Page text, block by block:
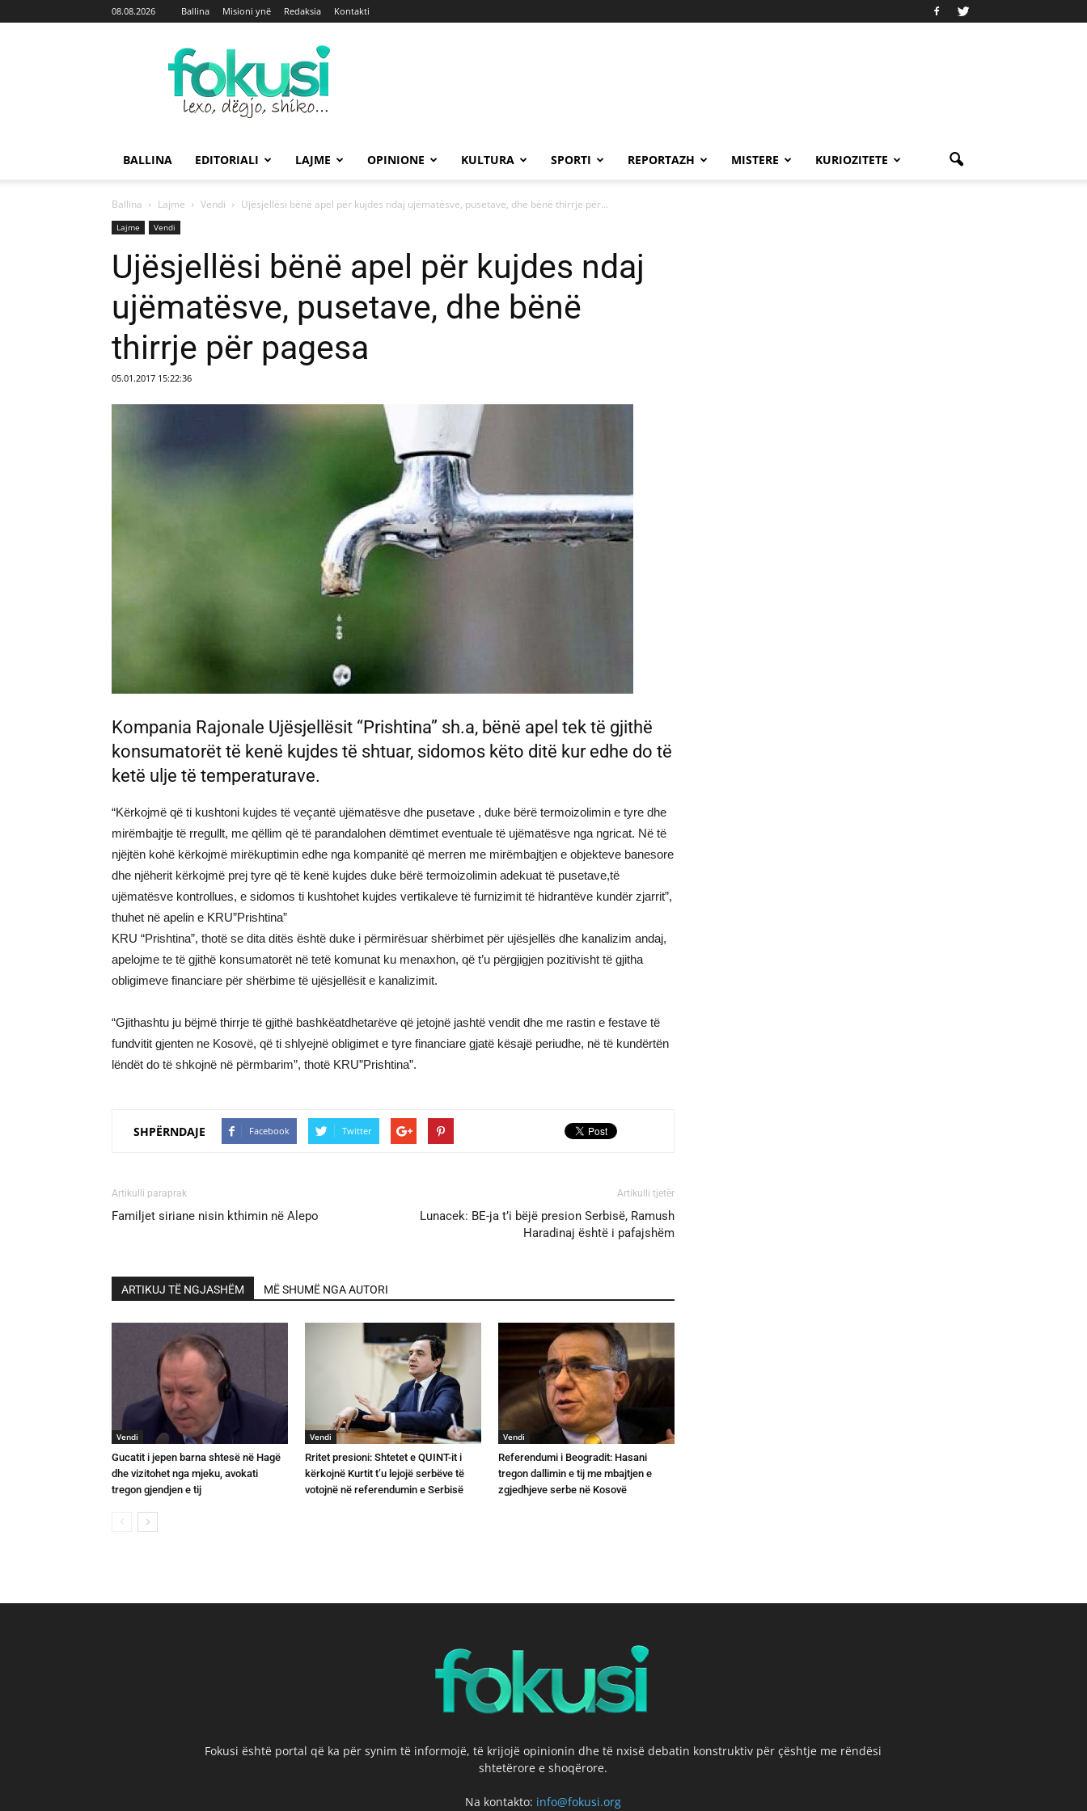
08.08.2026 Ballina Misioni ynë Redaksia Kontakti
Fokusi
BALLINA EDITORIALI LAJME OPINIONE KULTURA SPORTI REPORTAZH MISTERE KURIOZITETE
Ballina Lajme Vendi Ujësjellësi bënë apel për kujdes ndaj ujëmatësve, pusetave, dhe bënë thirrje për...
Lajme Vendi
Ujësjellësi bënë apel për kujdes ndaj
ujëmatësve, pusetave, dhe bënë
thirrje për pagesa
05.01.2017 15:22:36
Kompania Rajonale Ujësjellësit “Prishtina” sh.a, bënë apel tek të gjithë
konsumatorët të kenë kujdes të shtuar, sidomos këto ditë kur edhe do të
ketë ulje të temperaturave.
“Kërkojmë që ti kushtoni kujdes të veçantë ujëmatësve dhe pusetave , duke bërë termoizolimin e tyre dhe
mirëmbajtje të rregullt, me qëllim që të parandalohen dëmtimet eventuale të ujëmatësve nga ngricat. Në të
njëjtën kohë kërkojmë mirëkuptimin edhe nga kompanitë që merren me mirëmbajtjen e objekteve banesore
dhe njëherit kërkojmë prej tyre që të kenë kujdes duke bërë termoizolimin adekuat të pusetave,të
ujëmatësve kontrollues, e sidomos ti kushtohet kujdes vertikaleve të furnizimit të hidrantëve kundër zjarrit”,
thuhet në apelin e KRU”Prishtina”
KRU “Prishtina”, thotë se dita ditës është duke i përmirësuar shërbimet për ujësjellës dhe kanalizim andaj,
apelojme te të gjithë konsumatorët në tetë komunat ku menaxhon, që t’u përgjigjen pozitivisht të gjitha
obligimeve financiare për shërbime të ujësjellësit e kanalizimit.
“Gjithashtu ju bëjmë thirrje të gjithë bashkëatdhetarëve që jetojnë jashtë vendit dhe me rastin e festave të
fundvitit gjenten ne Kosovë, që ti shlyejnë obligimet e tyre financiare gjatë kësajë periudhe, në të kundërtën
lëndët do të shkojnë në përmbarim”, thotë KRU”Prishtina”.
SHPËRNDAJE Facebook Twitter
Artikulli paraprak
Familjet siriane nisin kthimin në Alepo
Artikulli tjetër
Lunacek: BE-ja t’i bëjë presion Serbisë, Ramush
Haradinaj është i pafajshëm
ARTIKUJ TË NGJASHËM MË SHUMË NGA AUTORI
Vendi
Gucatit i jepen barna shtesë në Hagë
dhe vizitohet nga mjeku, avokati
tregon gjendjen e tij
Vendi
Rritet presioni: Shtetet e QUINT-it i
kërkojnë Kurtit t’u lejojë serbëve të
votojnë në referendumin e Serbisë
Vendi
Referendumi i Beogradit: Hasani
tregon dallimin e tij me mbajtjen e
zgjedhjeve serbe në Kosovë
Fokusi është portal që ka për synim të informojë, të krijojë opinionin dhe të nxisë debatin konstruktiv për çështje me rëndësi
shtetërore e shoqërore.
Na kontakto: info@fokusi.org